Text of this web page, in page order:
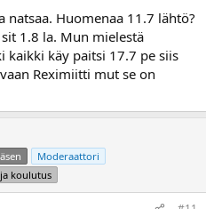
natsaa. Huomenaa 11.7 lähtö?
1.8 la. Mun mielestä
kaikki käy paitsi 17.7 pe siis
Reximiitti mut se on
Moderaattori
koulutus